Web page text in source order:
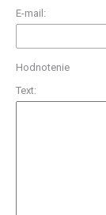
E-mail:
Hodnotenie
Text: